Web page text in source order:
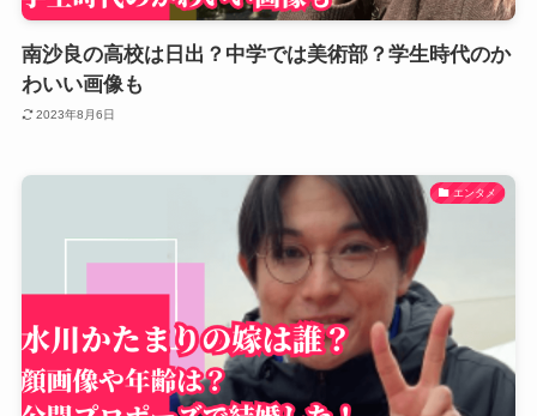
南沙良の高校は日出？中学では美術部？学生時代のか
わいい画像も
2023年8月6日
エンタメ